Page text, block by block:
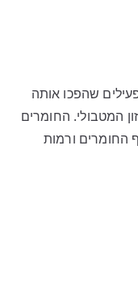
שהפכו אותה
המטבולי. החומרים
החומרים ורמות